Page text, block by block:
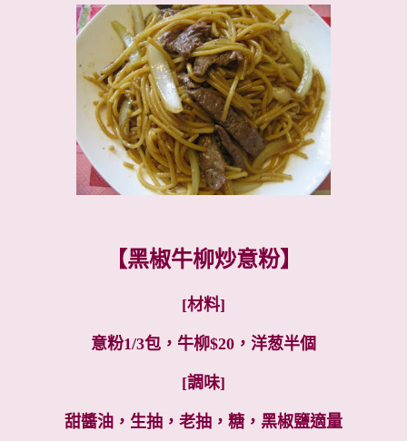
【黑椒牛柳炒意粉】
[材料]
意粉1/3包，牛柳$20，洋葱半個
[調味]
甜醬油，生抽，老抽，糖，黑椒鹽適量